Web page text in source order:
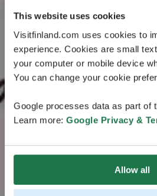
This website uses cookies
Visitfinland.com uses cookies to
experience. Cookies are small
your computer or mobile device
You can change your cookie
Google processes data as part of
Learn more: Google Privacy &
Allow all